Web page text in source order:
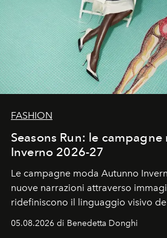
FASHION
Seasons Run: le
Inverno 2026-27
Le campagne moda Autunno
nuove narrazioni attraverso
ridefiniscono il linguaggio visivo
protagonisti del cinema, volti della
contemporanea e storytelling
05.08.2026 di Benedetta Donghi